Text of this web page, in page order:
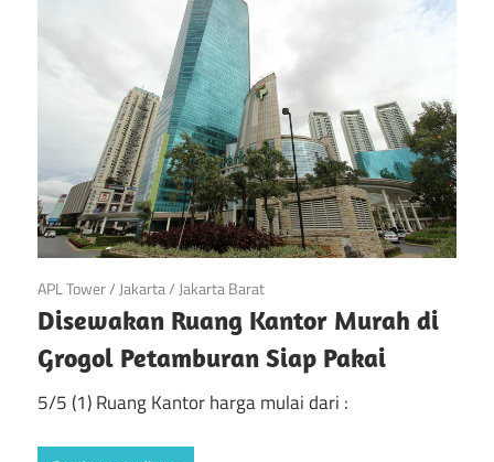
April 20, 2019
APL Tower/Jakarta/Jakarta Barat
Disewakan Ruang Kantor Murah di
Grogol Petamburan Siap Pakai
5/5 (1) Ruang Kantor harga mulai dari :